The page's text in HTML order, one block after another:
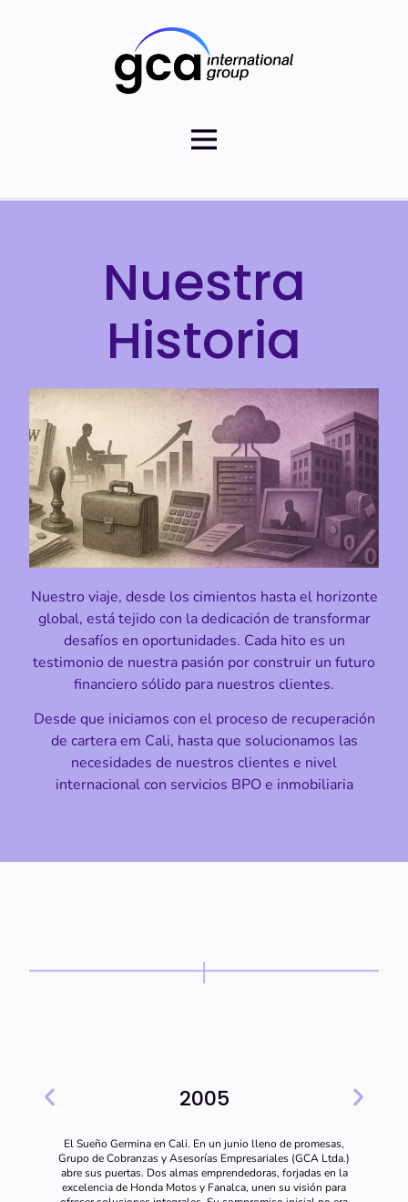
Nuestra
Historia
Nuestro viaje, desde los cimientos hasta el horizonte
global, está tejido con la dedicación de transformar
desafíos en oportunidades. Cada hito es un
testimonio de nuestra pasión por construir un futuro
financiero sólido para nuestros clientes.
Desde que iniciamos con el proceso de recuperación
de cartera em Cali, hasta que solucionamos las
necesidades de nuestros clientes e nivel
internacional con servicios BPO e inmobiliaria
2005
El Sueño Germina en Cali. En un junio lleno de promesas,
Grupo de Cobranzas y Asesorías Empresariales (GCA Ltda.)
abre sus puertas. Dos almas emprendedoras, forjadas en la
excelencia de Honda Motos y Fanalca, unen su visión para